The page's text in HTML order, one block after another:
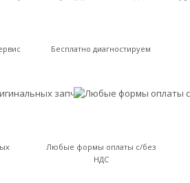
Бесплатно диагностируем
Любые формы оплаты с/без
НДС